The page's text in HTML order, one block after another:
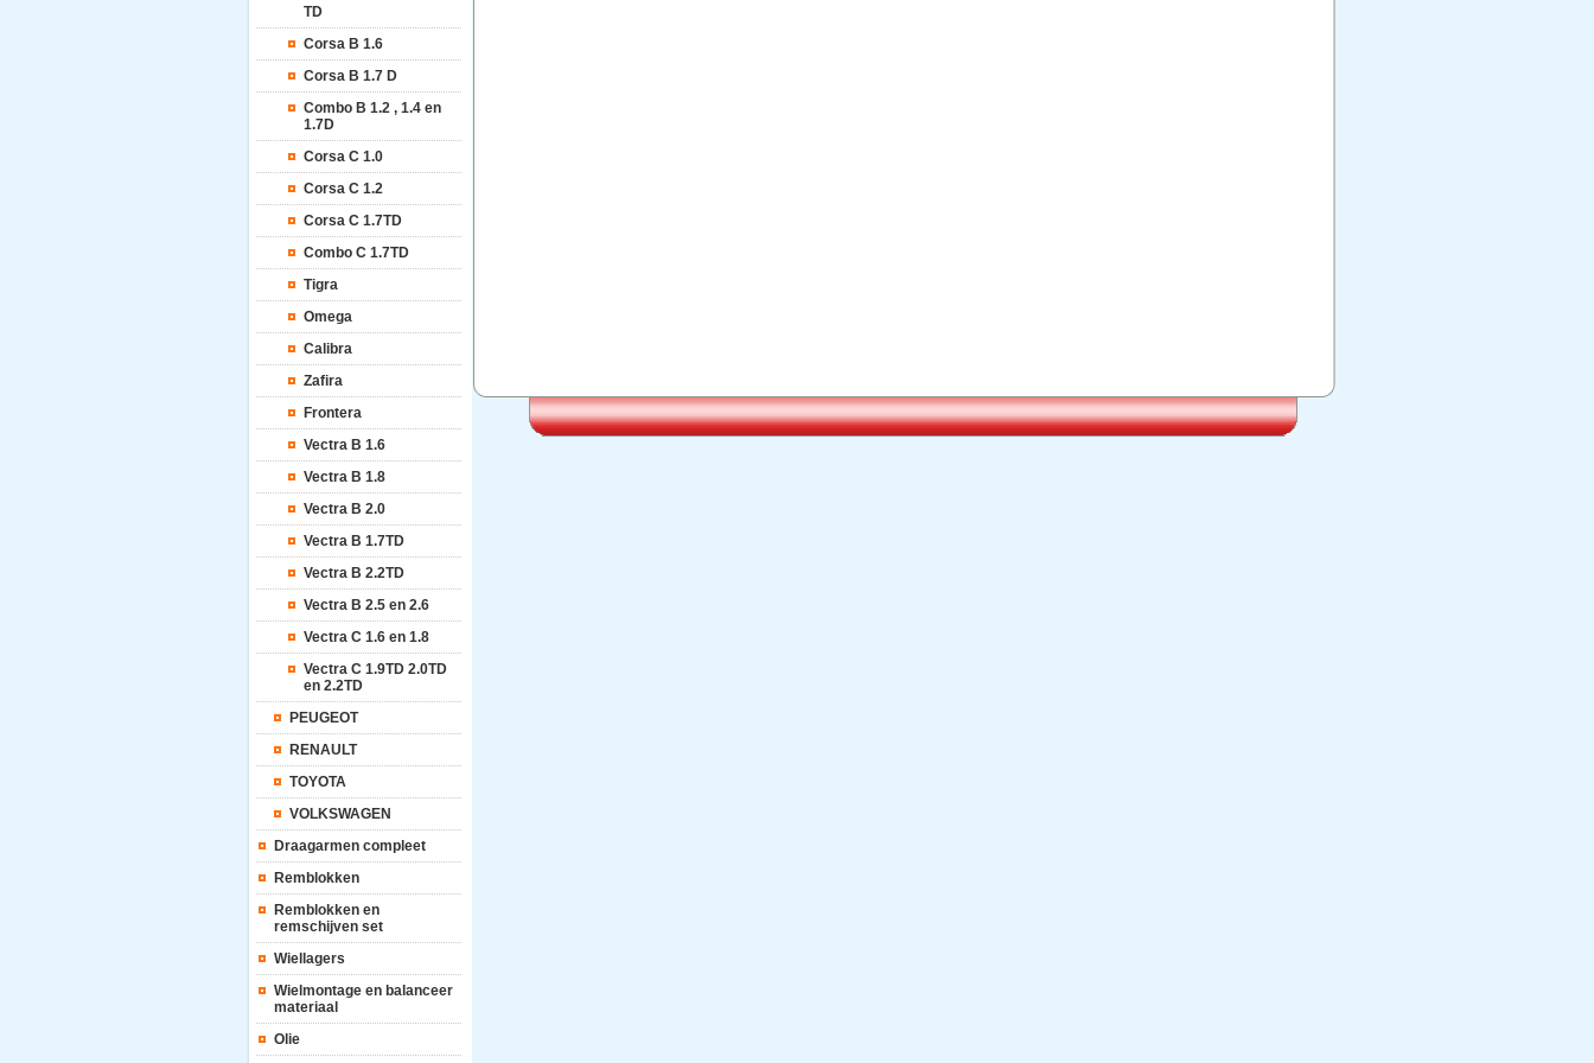
TD
Corsa B 1.6
Corsa B 1.7 D
Combo B 1.2 , 1.4 en
1.7D
Corsa C 1.0
Corsa C 1.2
Corsa C 1.7TD
Combo C 1.7TD
Tigra
Omega
Calibra
Zafira
Frontera
Vectra B 1.6
Vectra B 1.8
Vectra B 2.0
Vectra B 1.7TD
Vectra B 2.2TD
Vectra B 2.5 en 2.6
Vectra C 1.6 en 1.8
Vectra C 1.9TD 2.0TD
en 2.2TD
PEUGEOT
RENAULT
TOYOTA
VOLKSWAGEN
Draagarmen compleet
Remblokken
Remblokken en
remschijven set
Wiellagers
Wielmontage en balanceer
materiaal
Olie